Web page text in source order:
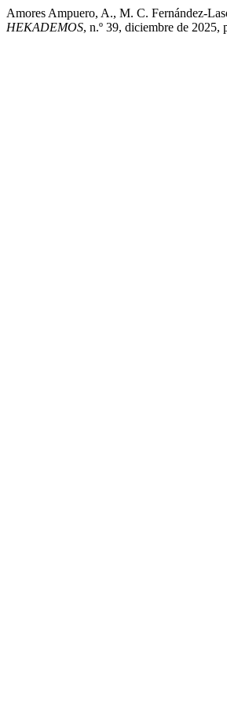
Amores Ampuero, A., M. C. Fernández-
HEKADEMOS, n.º 39, diciembre de